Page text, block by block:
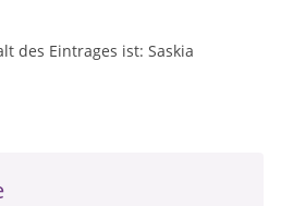
des Eintrages ist: Saskia